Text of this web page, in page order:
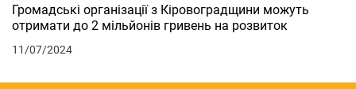
Громадські організації з Кіровоградщини можуть
отримати до 2 мільйонів гривень на розвиток
11/07/2024